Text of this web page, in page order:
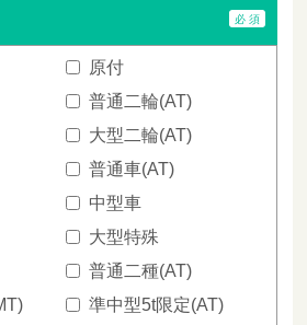
原付
普通二輪(AT)
大型二輪(AT)
普通車(AT)
中型車
大型特殊
普通二種(AT)
準中型5t限定(AT)